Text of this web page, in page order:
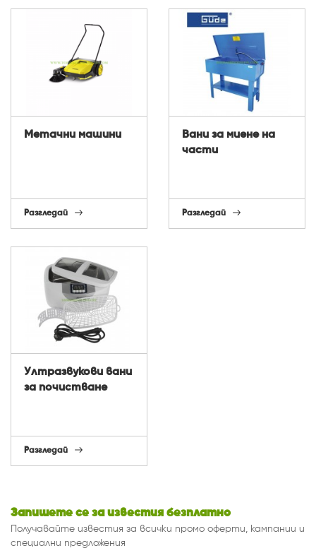
Метачни машини
Разгледай
Вани за миене на
части
Разгледай
Ултразвукови вани
за почистване
Разгледай
Запишете се за известия безплатно
Получавайте известия за всички промо оферти, кампании и
специални предложения